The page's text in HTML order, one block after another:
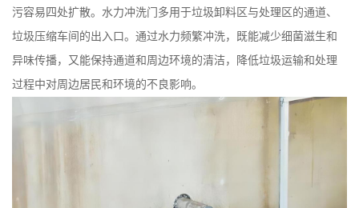
污容易四处扩散。水力冲洗门多用于垃圾卸料区与处理区的通道、
垃圾压缩车间的出入口。通过水力频繁冲洗，既能减少细菌滋生和
异味传播，又能保持通道和周边环境的清洁，降低垃圾运输和处理
过程中对周边居民和环境的不良影响。